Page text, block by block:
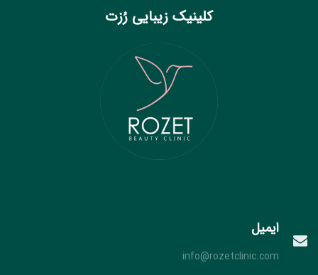
کلینیک زیبایی رُزت
ایمیل
info@rozetclinic.com